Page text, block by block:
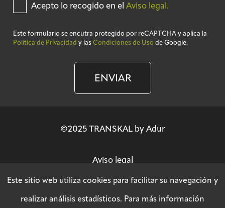
Acepto lo recogido en el Aviso legal.
Este formulario se encutra protegido por reCAPTCHA y aplica la
Política de Privacidad y las Condiciones de Uso de Google.
ENVIAR
©2025 TRANSKAL by Adur
Aviso legal
Este sitio web utiliza cookies para facilitar su navegación y
realizar análisis estadísticos. Para más información